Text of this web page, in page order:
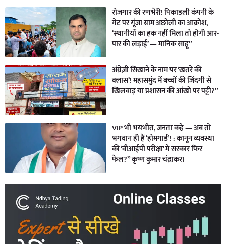
रोजगार की रणभेरी! पिकाडली कंपनी के
गेट पर गूंजा ग्राम अछोली का आक्रोश,
‘स्थानीयों का हक नहीं मिला तो होगी आर-
पार की लड़ाई’ — मानिक साहू”
अंग्रेज़ी सिखाने के नाम पर ‘खतरे की
क्लास’! महासमुंद में बच्चों की जिंदगी से
खिलवाड़ या प्रशासन की आंखों पर पट्टी?”
VIP भी भयभीत, जनता कहे — अब तो
भगवान ही हैं ‘होमगार्ड’! : कानून व्यवस्था
की ‘वीआईपी परीक्षा’ में सरकार फिर
फेल?” कृष्ण कुमार चंद्राकर।